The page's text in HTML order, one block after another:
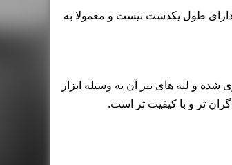
طول یکدست نیست و معمولا به
و لبه های تیز آن به وسیله ابزار
تر و با کیفیت تر است.